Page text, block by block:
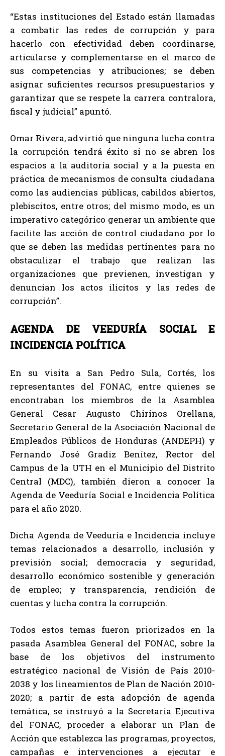
“Estas instituciones del Estado están llamadas
a combatir las redes de corrupción y para
hacerlo con efectividad deben coordinarse,
articularse y complementarse en el marco de
sus competencias y atribuciones; se deben
asignar suficientes recursos presupuestarios y
garantizar que se respete la carrera contralora,
fiscal y judicial” apuntó.
Omar Rivera, advirtió que ninguna lucha contra
la corrupción tendrá éxito si no se abren los
espacios a la auditoría social y a la puesta en
práctica de mecanismos de consulta ciudadana
como las audiencias públicas, cabildos abiertos,
plebiscitos, entre otros; del mismo modo, es un
imperativo categórico generar un ambiente que
facilite las acción de control ciudadano por lo
que se deben las medidas pertinentes para no
obstaculizar el trabajo que realizan las
organizaciones que previenen, investigan y
denuncian los actos ilicitos y las redes de
corrupción”.
AGENDA DE VEEDURÍA SOCIAL E
INCIDENCIA POLÍTICA
En su visita a San Pedro Sula, Cortés, los
representantes del FONAC, entre quienes se
encontraban los miembros de la Asamblea
General Cesar Augusto Chirinos Orellana,
Secretario General de la Asociación Nacional de
Empleados Públicos de Honduras (ANDEPH) y
Fernando José Gradiz Benítez, Rector del
Campus de la UTH en el Municipio del Distrito
Central (MDC), también dieron a conocer la
Agenda de Veeduría Social e Incidencia Política
para el año 2020.
Dicha Agenda de Veeduría e Incidencia incluye
temas relacionados a desarrollo, inclusión y
previsión social; democracia y seguridad,
desarrollo económico sostenible y generación
de empleo; y transparencia, rendición de
cuentas y lucha contra la corrupción.
Todos estos temas fueron priorizados en la
pasada Asamblea General del FONAC, sobre la
base de los objetivos del instrumento
estratégico nacional de Visión de País 2010-
2038 y los lineamientos de Plan de Nación 2010-
2020; a partir de esta adopción de agenda
temática, se instruyó a la Secretaría Ejecutiva
del FONAC, proceder a elaborar un Plan de
Acción que establezca las programas, proyectos,
campañas e intervenciones a ejecutar e